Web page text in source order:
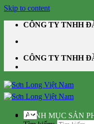
Skip to content
CÔNG TY TNHH
CÔNG TY TNHH
DANH MỤC SẢN